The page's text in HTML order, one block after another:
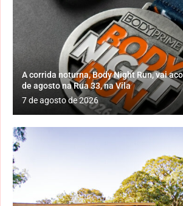
A corrida noturna, Body Night Run, vai
de agosto na Rua 33, na Vila
7 de agosto de 2026